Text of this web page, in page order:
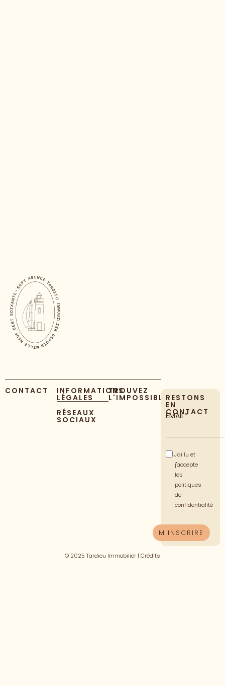
CONTACT INFORMATIONS
LÉGALES
RÉSEAUX
SOCIAUX
TROUVEZ
L'IMPOSSIBLERESTONS
EN
CONTACT
EMAIL*
J'ai lu et
j'accepte
les
politiques
de
confidentialité
© 2025 Tardieu Immobilier | Crédits